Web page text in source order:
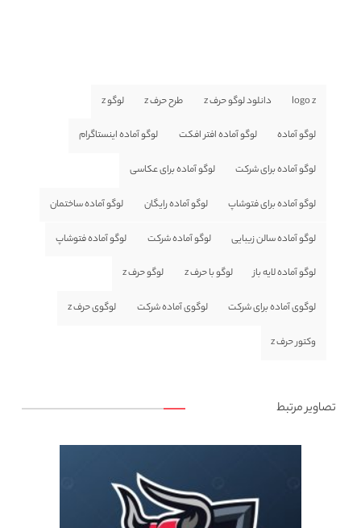
logo z دانلود لوگو حرف z طرح حرف z لوگو z
لوگو آماده لوگو آماده افتر افکت لوگو آماده اینستاگرام
لوگو آماده برای شرکت لوگو آماده برای عکاسی
لوگو آماده برای فتوشاپ لوگو آماده رایگان لوگو آماده ساختمان
لوگو آماده سالن زیبایی لوگو آماده شرکت لوگو آماده فتوشاپ
لوگو آماده لایه باز لوگو با حرف z لوگو حرف z
لوگوی آماده برای شرکت لوگوی آماده شرکت لوگوی حرف z
وکتور حرف z
تصاویر مرتبط